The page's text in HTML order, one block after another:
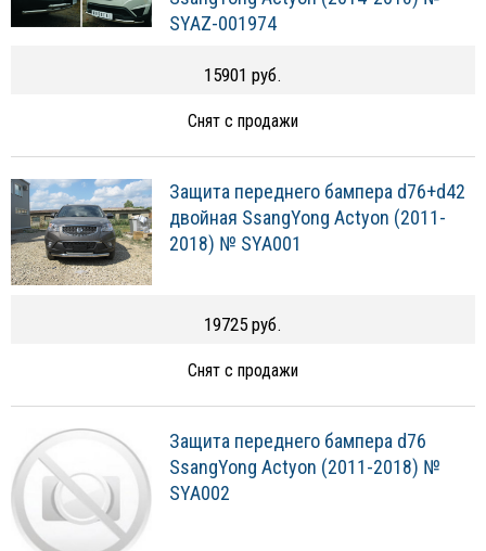
SYAZ-001974
15901 руб.
Снят с продажи
Защита переднего бампера d76+d42
двойная SsangYong Actyon (2011-
2018) № SYA001
19725 руб.
Снят с продажи
Защита переднего бампера d76
SsangYong Actyon (2011-2018) №
SYA002